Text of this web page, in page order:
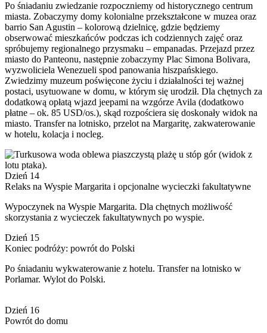
Po śniadaniu zwiedzanie rozpoczniemy od historycznego centrum
miasta. Zobaczymy domy kolonialne przekształcone w muzea oraz
barrio San Agustin – kolorową dzielnicę, gdzie będziemy
obserwować mieszkańców podczas ich codziennych zajęć oraz
spróbujemy regionalnego przysmaku – empanadas. Przejazd przez
miasto do Panteonu, następnie zobaczymy Plac Simona Bolivara,
wyzwoliciela Wenezueli spod panowania hiszpańskiego.
Zwiedzimy muzeum poświęcone życiu i działalności tej ważnej
postaci, usytuowane w domu, w którym się urodził. Dla chętnych za
dodatkową opłatą wjazd jeepami na wzgórze Avila (dodatkowo
płatne – ok. 85 USD/os.), skąd rozpościera się doskonały widok na
miasto. Transfer na lotnisko, przelot na Margaritę, zakwaterowanie
w hotelu, kolacja i nocleg.
Dzień 14
Relaks na Wyspie Margarita i opcjonalne wycieczki fakultatywne
Wypoczynek na Wyspie Margarita. Dla chętnych możliwość
skorzystania z wycieczek fakultatywnych po wyspie.
Dzień 15
Koniec podróży: powrót do Polski
Po śniadaniu wykwaterowanie z hotelu. Transfer na lotnisko w
Porlamar. Wylot do Polski.
Dzień 16
Powrót do domu